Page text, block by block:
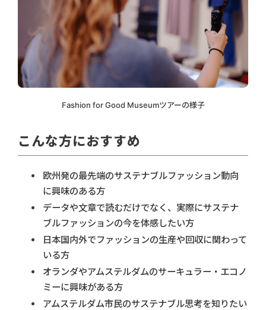
Fashion for Good Museumツアーの様子
こんな方におすすめ
欧州発の最先端のサステナブルファッション動向
に興味のある方
データや文章で読むだけでなく、実際にサステナ
ブルファッションの今を体感したい方
日本国内外でファッションの生産や回収に関わって
いる方
オランダやアムステルダムのサーキュラー・エコノ
ミーに興味がある方
アムステルダム市民のサステナブル思考を知りたい